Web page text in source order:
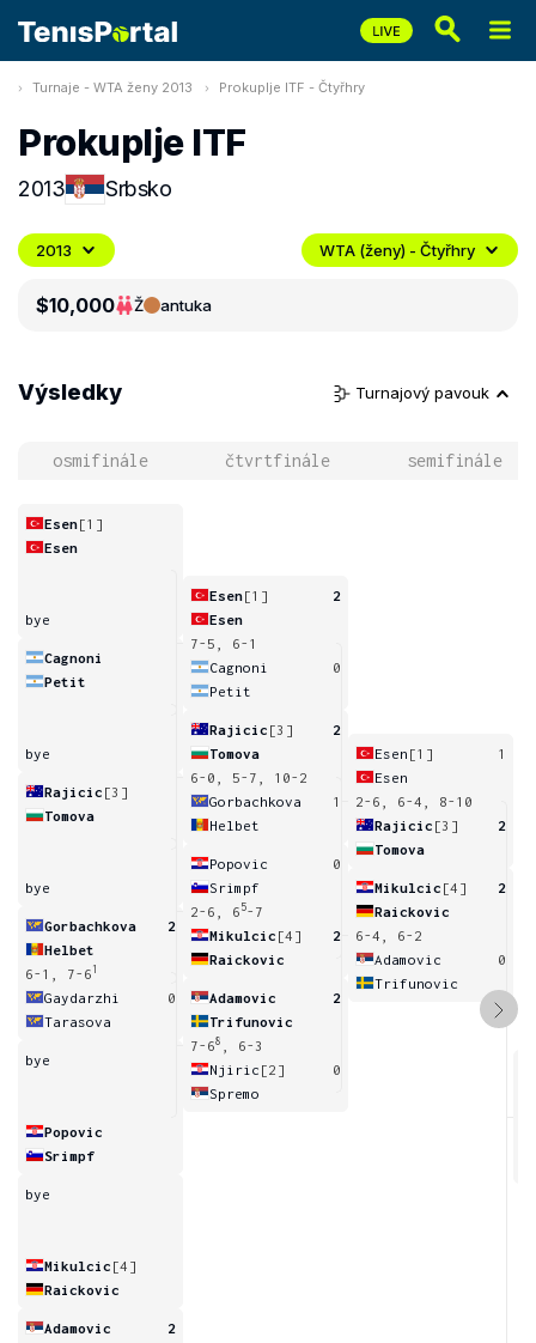
Turnaje - WTA ženy 2013 Prokuplje ITF - Čtyřhry
Prokuplje ITF
2013 Srbsko
2013 WTA (ženy) - Čtyřhry
$10,000 Ž antuka
Výsledky Turnajový pavouk
osmifinále čtvrtfinále semifinále
Esen[1]
Esen
bye
Cagnoni
Petit
bye
Rajicic [3]
Tomova
bye
Gorbachkova
2
Helbet
6-1, 7-6 1
Gaydarzhi
0
Tarasova
bye
Popovic
Srimpf
bye
Mikulcic [4]
Raickovic
Adamovic
2
Esen[1]
2
Esen
7-5, 6-1
Cagnoni
0
Petit
Rajicic [3]
2
Tomova
6-0, 5-7, 10-2
Gorbachkova
1
Helbet
Popovic
0
Srimpf
2-6, 6 5-7
Mikulcic [4]
2
Raickovic
Adamovic
2
Trifunovic
7-68
, 6-3
Njiric [2]
0
Spremo
Esen [1]
1
Esen
2-6, 6-4, 8-10
Rajicic [3]
2
Tomova
Mikulcic [4]
2
Raickovic
6-4, 6-2
Adamovic
0
Trifunovic